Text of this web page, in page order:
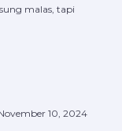
malas, tapi
10, 2024